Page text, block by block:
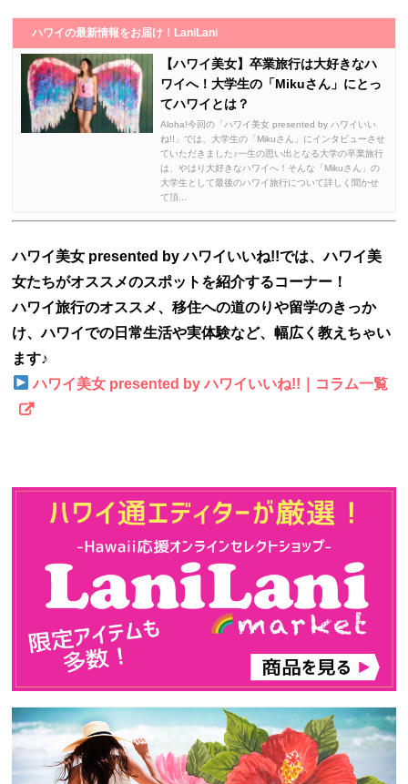
ハワイの最新情報をお届け！LaniLani
【ハワイ美女】卒業旅行は大好きなハ
ワイへ！大学生の「Mikuさん」にとっ
てハワイとは？
Aloha!今回の「ハワイ美女 presented by ハワイいい
ね!!」では、大学生の「Mikuさん」にインタビューさせ
ていただきました♪一生の思い出となる大学の卒業旅行
は、やはり大好きなハワイへ！そんな「Mikuさん」の
大学生として最後のハワイ旅行について詳しく聞かせ
て頂...
ハワイ美女 presented by ハワイいいね!!では、ハワイ美
女たちがオススメのスポットを紹介するコーナー！
ハワイ旅行のオススメ、移住への道のりや留学のきっか
け、ハワイでの日常生活や実体験など、幅広く教えちゃい
ます♪
ハワイ美女 presented by ハワイいいね!!｜コラム一覧